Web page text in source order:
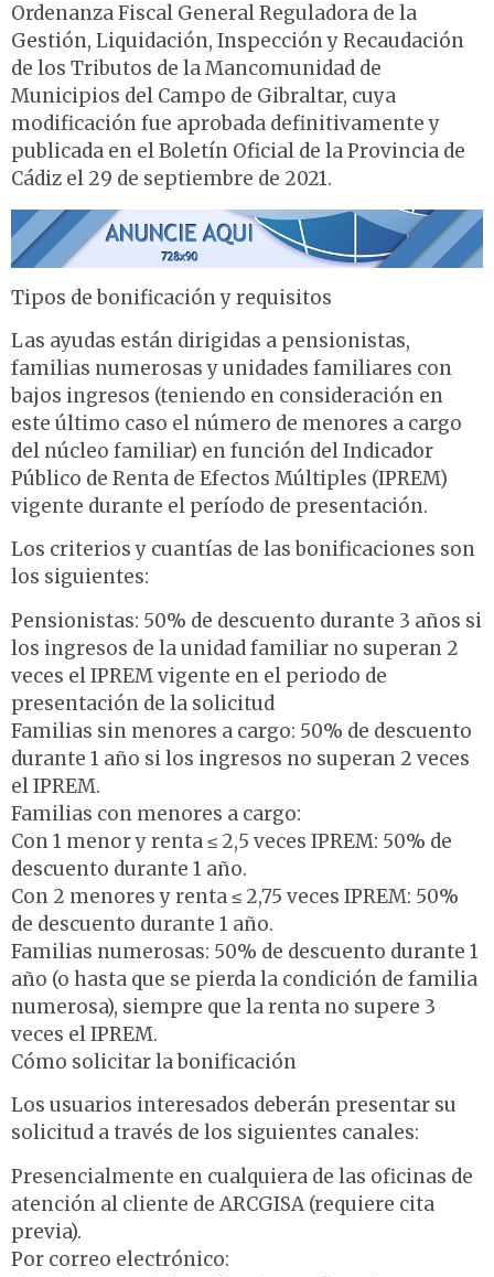
Ordenanza Fiscal General Reguladora de la
Gestión, Liquidación, Inspección y Recaudación
de los Tributos de la Mancomunidad de
Municipios del Campo de Gibraltar, cuya
modificación fue aprobada definitivamente y
publicada en el Boletín Oficial de la Provincia de
Cádiz el 29 de septiembre de 2021.
Tipos de bonificación y requisitos
Las ayudas están dirigidas a pensionistas,
familias numerosas y unidades familiares con
bajos ingresos (teniendo en consideración en
este último caso el número de menores a cargo
del núcleo familiar) en función del Indicador
Público de Renta de Efectos Múltiples (IPREM)
vigente durante el período de presentación.
Los criterios y cuantías de las bonificaciones son
los siguientes:
Pensionistas: 50% de descuento durante 3 años si
los ingresos de la unidad familiar no superan 2
veces el IPREM vigente en el periodo de
presentación de la solicitud
Familias sin menores a cargo: 50% de descuento
durante 1 año si los ingresos no superan 2 veces
el IPREM.
Familias con menores a cargo:
Con 1 menor y renta ≤ 2,5 veces IPREM: 50% de
descuento durante 1 año.
Con 2 menores y renta ≤ 2,75 veces IPREM: 50%
de descuento durante 1 año.
Familias numerosas: 50% de descuento durante 1
año (o hasta que se pierda la condición de familia
numerosa), siempre que la renta no supere 3
veces el IPREM.
Cómo solicitar la bonificación
Los usuarios interesados deberán presentar su
solicitud a través de los siguientes canales:
Presencialmente en cualquiera de las oficinas de
atención al cliente de ARCGISA (requiere cita
previa).
Por correo electrónico: